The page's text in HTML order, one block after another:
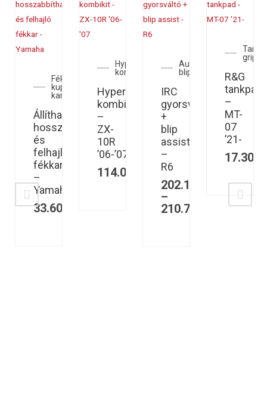
Fék és
kuplung
karok
Állítható,
hosszabbítható,
és
felhajló
fékkar
–
Yamaha
33.600
Hyperpro
kombikit
Hyperpro
kombikit
–
ZX-
10R
’06-’07
114.000
Auto
blipperek
IRC
gyorsváltó
+
blip
assist
–
R6
202.125
–
210.788
Tank
R&G
tankpad
–
MT-
07
’21-
17.300